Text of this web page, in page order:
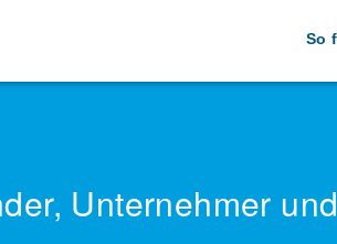
So
Unternehmer